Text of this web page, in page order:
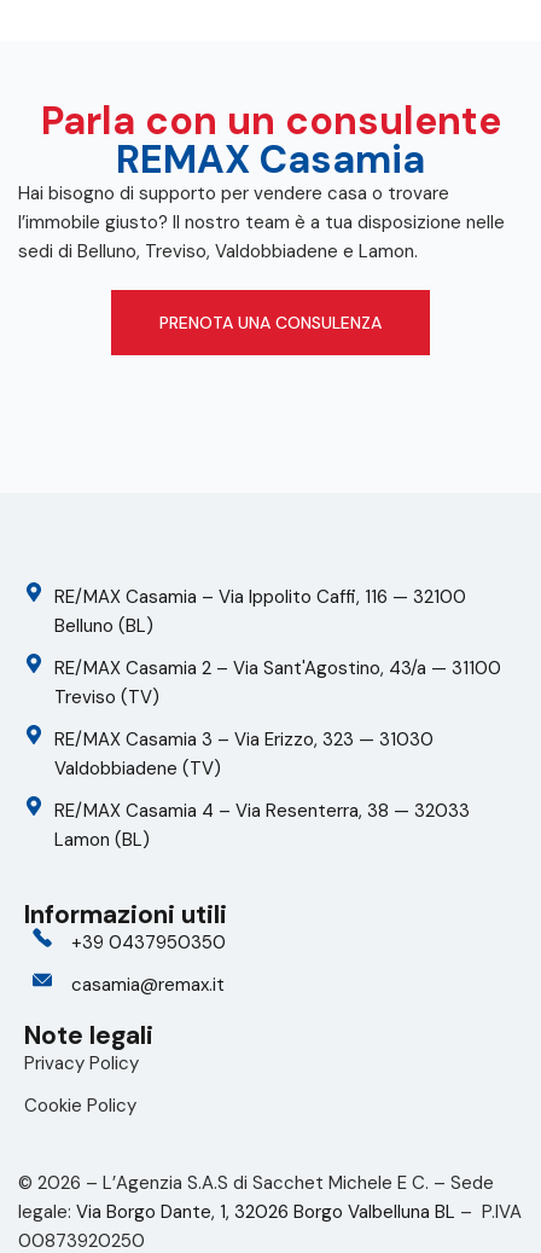
Parla con un consulente
REMAX Casamia
Hai bisogno di supporto per vendere casa o trovare
l’immobile giusto? Il nostro team è a tua disposizione nelle
sedi di Belluno, Treviso, Valdobbiadene e Lamon.
PRENOTA UNA CONSULENZA
RE/MAX Casamia – Via Ippolito Caffi, 116 — 32100
Belluno (BL)
RE/MAX Casamia 2 – Via Sant'Agostino, 43/a — 31100
Treviso (TV)
RE/MAX Casamia 3 – Via Erizzo, 323 — 31030
Valdobbiadene (TV)
RE/MAX Casamia 4 – Via Resenterra, 38 — 32033
Lamon (BL)
Informazioni utili
+39 0437950350
casamia@remax.it
Note legali
Privacy Policy
Cookie Policy
© 2026 – L’Agenzia S.A.S di Sacchet Michele E C. – Sede
legale: Via Borgo Dante, 1, 32026 Borgo Valbelluna BL – P.IVA
00873920250